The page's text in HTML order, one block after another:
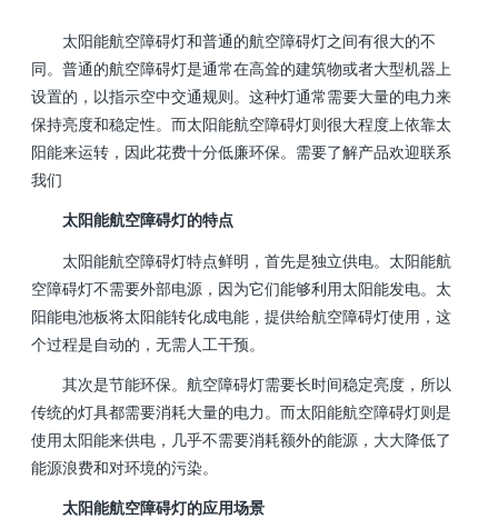
太阳能航空障碍灯和普通的航空障碍灯之间有很大的不
同。普通的航空障碍灯是通常在高耸的建筑物或者大型机器上
设置的，以指示空中交通规则。这种灯通常需要大量的电力来
保持亮度和稳定性。而太阳能航空障碍灯则很大程度上依靠太
阳能来运转，因此花费十分低廉环保。需要了解产品欢迎联系
我们
太阳能航空障碍灯的特点
太阳能航空障碍灯特点鲜明，首先是独立供电。太阳能航
空障碍灯不需要外部电源，因为它们能够利用太阳能发电。太
阳能电池板将太阳能转化成电能，提供给航空障碍灯使用，这
个过程是自动的，无需人工干预。
其次是节能环保。航空障碍灯需要长时间稳定亮度，所以
传统的灯具都需要消耗大量的电力。而太阳能航空障碍灯则是
使用太阳能来供电，几乎不需要消耗额外的能源，大大降低了
能源浪费和对环境的污染。
太阳能航空障碍灯的应用场景